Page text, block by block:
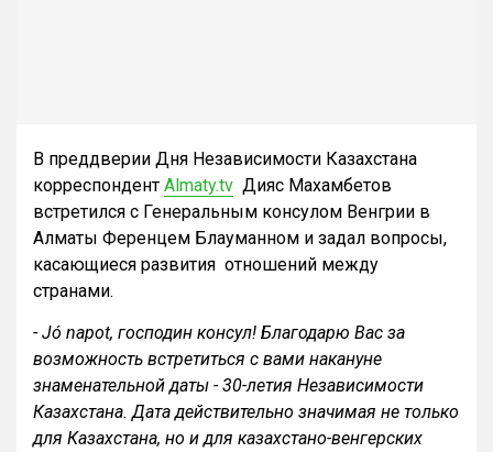
В преддверии Дня Независимости Казахстана
корреспондент Almaty.tv Дияс Махамбетов
встретился с Генеральным консулом Венгрии в
Алматы Ференцем Блауманном и задал вопросы,
касающиеся развития отношений между
странами.
- Jó napot, господин консул! Благодарю Вас за
возможность встретиться с вами накануне
знаменательной даты - 30-летия Независимости
Казахстана. Дата действительно значимая не только
для Казахстана, но и для казахстано-венгерских